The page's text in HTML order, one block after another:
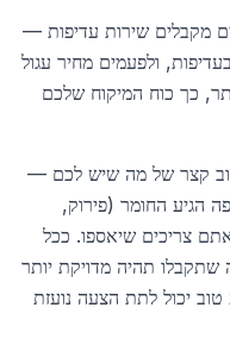
מקבלים שירות עדיפות —
ולפעמים מחיר עגול
כך כוח המיקוח שלכם
קצר של מה שיש לכם —
הגיע החומר (פירוק,
צריכים שיאספו. ככל
תהיה מדויקת יותר
יכול לתת הצעה נועזת